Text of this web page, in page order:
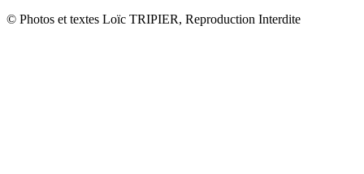
© Photos et textes Loïc TRIPIER, Reproduction Interdite